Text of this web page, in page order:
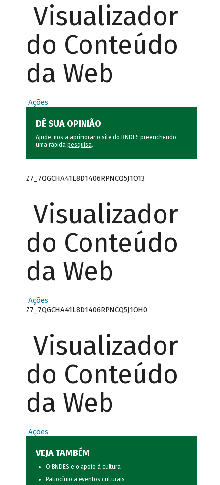
Visualizador
do Conteúdo
da Web
Ações
DÊ SUA OPINIÃO
Ajude-nos a aprimorar o site do BNDES preenchendo
uma rápida pesquisa.
Z7_7QGCHA41L8D1406RPNCQ5J1O13
Visualizador
do Conteúdo
da Web
Ações
Z7_7QGCHA41L8D1406RPNCQ5J1OH0
Visualizador
do Conteúdo
da Web
Ações
VEJA TAMBÉM
O BNDES e o apoio à cultura
Patrocínio a eventos culturais